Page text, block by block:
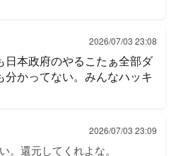
2026/07/03 23:08
日本政府のやるこたぁ全部ダ
分かってない。みんなハッキ
2026/07/03 23:09
。還元してくれよな。